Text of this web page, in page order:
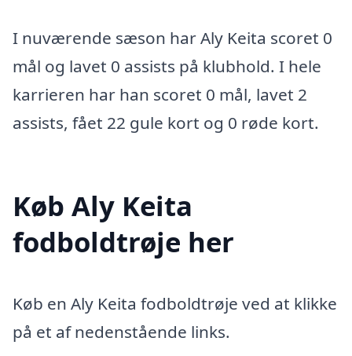
I nuværende sæson har Aly Keita scoret 0
mål og lavet 0 assists på klubhold. I hele
karrieren har han scoret 0 mål, lavet 2
assists, fået 22 gule kort og 0 røde kort.
Køb Aly Keita
fodboldtrøje her
Køb en Aly Keita fodboldtrøje ved at klikke
på et af nedenstående links.